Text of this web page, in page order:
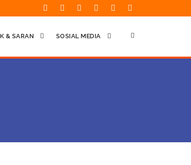
& SARAN SOSIAL MEDIA